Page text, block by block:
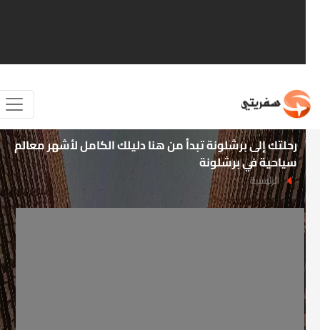
رحلتك إلى برشلونة تبدأ من هنا دليلك الكامل لأشهر معالم
سياحية في برشلونة
الرئيسية